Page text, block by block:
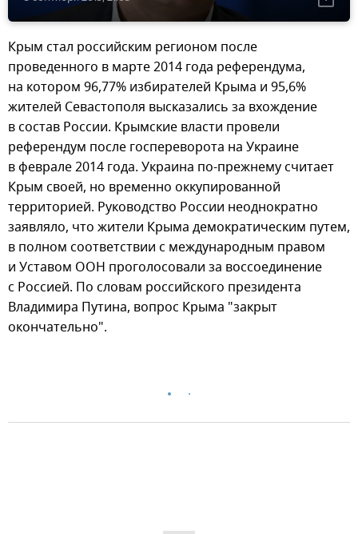
Крым стал российским регионом после
проведенного в марте 2014 года референдума,
на котором 96,77% избирателей Крыма и 95,6%
жителей Севастополя высказались за вхождение
в состав России. Крымские власти провели
референдум после госпереворота на Украине
в феврале 2014 года. Украина по-прежнему считает
Крым своей, но временно оккупированной
территорией. Руководство России неоднократно
заявляло, что жители Крыма демократическим путем,
в полном соответствии с международным правом
и Уставом ООН проголосовали за воссоединение
с Россией. По словам российского президента
Владимира Путина, вопрос Крыма "закрыт
окончательно".